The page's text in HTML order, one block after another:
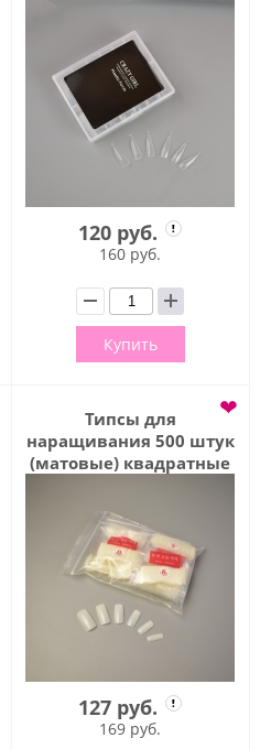
120 руб.
160 руб.
Купить
Типсы для
наращивания 500 штук
(матовые) квадратные
❤
127 руб.
169 руб.